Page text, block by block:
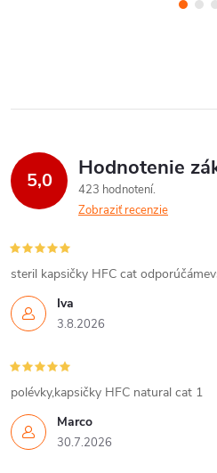
5,0 Hodnotenie
423 hodnotení
Zobraziť recenzie
Iva
3.8.2026
steril kapsičky HFC cat
Marco
30.7.2026
polévky,kapsičky HFC natural cat 1